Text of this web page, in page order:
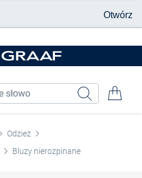
Odzież
Bluzy nierozpinane
Otwórz